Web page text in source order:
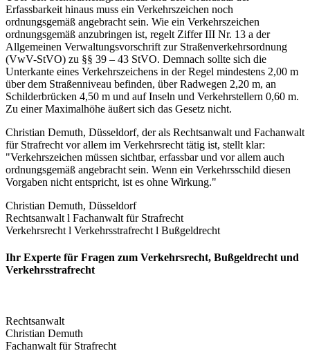
Erfassbarkeit hinaus muss ein Verkehrszeichen noch
ordnungsgemäß angebracht sein. Wie ein Verkehrszeichen
ordnungsgemäß anzubringen ist, regelt Ziffer III Nr. 13 a der
Allgemeinen Verwaltungsvorschrift zur Straßenverkehrsordnung
(VwV-StVO) zu §§ 39 – 43 StVO. Demnach sollte sich die
Unterkante eines Verkehrszeichens in der Regel mindestens 2,00 m
über dem Straßenniveau befinden, über Radwegen 2,20 m, an
Schilderbrücken 4,50 m und auf Inseln und Verkehrstellern 0,60 m.
Zu einer Maximalhöhe äußert sich das Gesetz nicht.
Christian Demuth, Düsseldorf, der als Rechtsanwalt und Fachanwalt
für Strafrecht vor allem im Verkehrsrecht tätig ist, stellt klar:
"Verkehrszeichen müssen sichtbar, erfassbar und vor allem auch
ordnungsgemäß angebracht sein. Wenn ein Verkehrsschild diesen
Vorgaben nicht entspricht, ist es ohne Wirkung."
Christian Demuth, Düsseldorf
Rechtsanwalt l Fachanwalt für Strafrecht
Verkehrsrecht l Verkehrsstrafrecht l Bußgeldrecht
Ihr Experte für Fragen zum Verkehrsrecht, Bußgeldrecht und
Verkehrs­strafrecht
Rechtsanwalt
Christian Demuth
Fachanwalt für Strafrecht